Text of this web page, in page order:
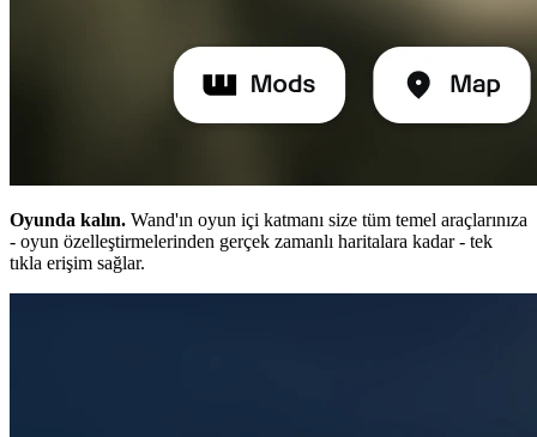
Oyunda kalın. Wand'ın oyun içi katmanı size tüm temel araçlarınıza
- oyun özelleştirmelerinden gerçek zamanlı haritalara kadar - tek
tıkla erişim sağlar.